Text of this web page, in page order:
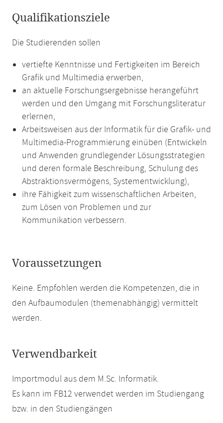
Qualifikationsziele
Die Studierenden sollen
vertiefte Kenntnisse und Fertigkeiten im Bereich
Grafik und Multimedia erwerben,
an aktuelle Forschungsergebnisse herangeführt
werden und den Umgang mit Forschungsliteratur
erlernen,
Arbeitsweisen aus der Informatik für die Grafik- und
Multimedia-Programmierung einüben (Entwickeln
und Anwenden grundlegender Lösungsstrategien
und deren formale Beschreibung, Schulung des
Abstraktionsvermögens, Systementwicklung),
ihre Fähigkeit zum wissenschaftlichen Arbeiten,
zum Lösen von Problemen und zur
Kommunikation verbessern.
Voraussetzungen
Keine. Empfohlen werden die Kompetenzen, die in
den Aufbaumodulen (themenabhängig) vermittelt
werden.
Verwendbarkeit
Importmodul aus dem M.Sc. Informatik.
Es kann im FB12 verwendet werden im Studiengang
bzw. in den Studiengängen